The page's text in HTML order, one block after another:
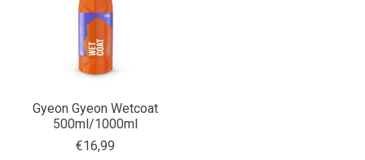
Gyeon Gyeon Wetcoat
500ml/1000ml
€16,99